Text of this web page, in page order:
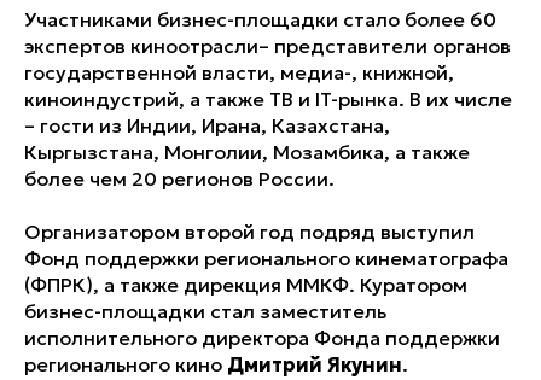
Участниками бизнес-площадки стало более 60
экспертов киноотрасли– представители органов
государственной власти, медиа-, книжной,
киноиндустрий, а также ТВ и IT-рынка. В их числе
– гости из Индии, Ирана, Казахстана,
Кыргызстана, Монголии, Мозамбика, а также
более чем 20 регионов России.
Организатором второй год подряд выступил
Фонд поддержки регионального кинематографа
(ФПРК), а также дирекция ММКФ. Куратором
бизнес-площадки стал заместитель
исполнительного директора Фонда поддержки
регионального кино Дмитрий Якунин.